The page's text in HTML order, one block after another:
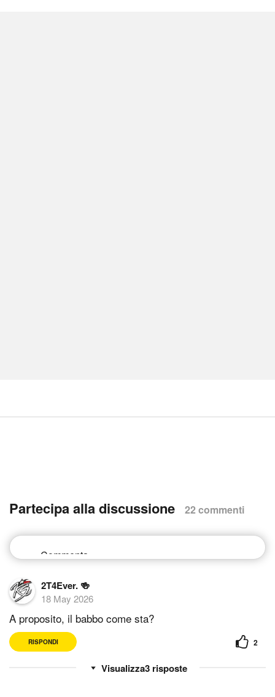
Partecipa alla discussione 22 commenti
2T4Ever. 🍻
18 May 2026
A proposito, il babbo come sta?
RISPONDI
3risposte
2